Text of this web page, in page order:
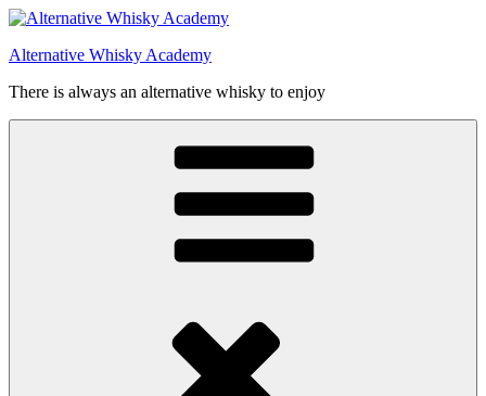
Videre
indhold
Alternative Whisky Academy
There is always an alternative whisky to enjoy